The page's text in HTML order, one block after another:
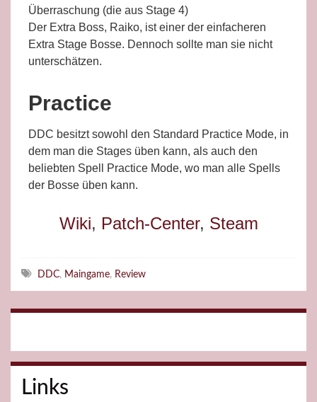
Überraschung (die aus Stage 4)
Der Extra Boss, Raiko, ist einer der einfacheren
Extra Stage Bosse. Dennoch sollte man sie nicht
unterschätzen.
Practice
DDC besitzt sowohl den Standard Practice Mode, in
dem man die Stages üben kann, als auch den
beliebten Spell Practice Mode, wo man alle Spells
der Bosse üben kann.
Wiki, Patch-Center, Steam
Schlagwörter
DDC, Maingame, Review
Links